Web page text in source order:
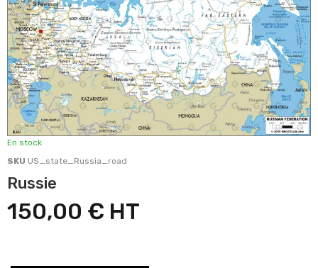
En stock
SKU US_state_Russia_road
Russie
150,00 €